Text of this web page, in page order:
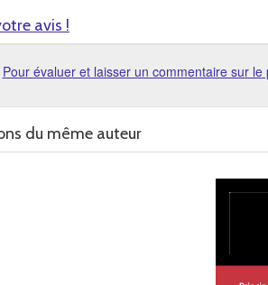
avis !
Pour évaluer et laisser un commentaire sur
du même auteur